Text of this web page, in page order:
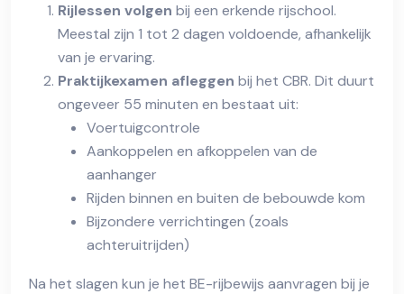
Rijlessen volgen bij een erkende rijschool.
Meestal zijn 1 tot 2 dagen voldoende, afhankelijk
van je ervaring.
Praktijkexamen afleggen bij het CBR. Dit duurt
ongeveer 55 minuten en bestaat uit:
Voertuigcontrole
Aankoppelen en afkoppelen van de
aanhanger
Rijden binnen en buiten de bebouwde kom
Bijzondere verrichtingen (zoals
achteruitrijden)
Na het slagen kun je het BE-rijbewijs aanvragen bij je